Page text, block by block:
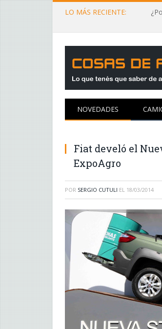
LO MÁS RECIENTE:
NOVEDADES
Fiat develó el
ExpoAgro
POR SERGIO CUTULI EL 18/03/2014